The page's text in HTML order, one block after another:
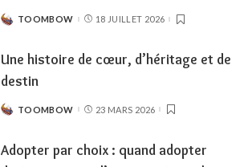
POSTEDTOOMBOW 18 JUILLET 2026
Une histoire de cœur, d’héritage et de
destin
POSTEDTOOMBOW 23 MARS 2026
Adopter par choix : quand adopter